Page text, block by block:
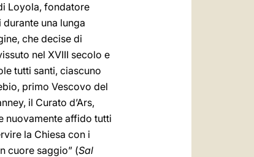
Loyola, fondatore
una lunga
che decise di
nel XVIII secolo e
tutti santi, ciascuno
primo Vescovo del
il Curato d’Ars,
nuovamente affido tutti
la Chiesa con i
cuore saggio” (Sal